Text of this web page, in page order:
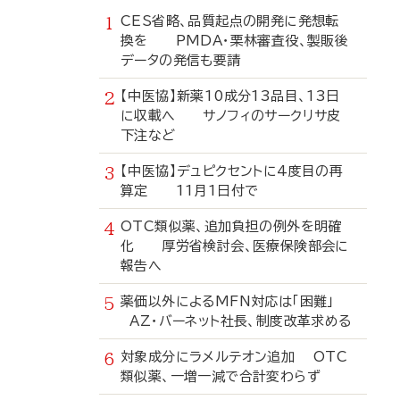
CES省略、品質起点の開発に発想転
換を PMDA・栗林審査役、製販後
データの発信も要請
【中医協】新薬10成分13品目、13日
に収載へ サノフィのサークリサ皮
下注など
【中医協】デュピクセントに4度目の再
算定 11月1日付で
OTC類似薬、追加負担の例外を明確
化 厚労省検討会、医療保険部会に
報告へ
薬価以外によるMFN対応は「困難」
AZ・バーネット社長、制度改革求める
対象成分にラメルテオン追加 OTC
類似薬、一増一減で合計変わらず